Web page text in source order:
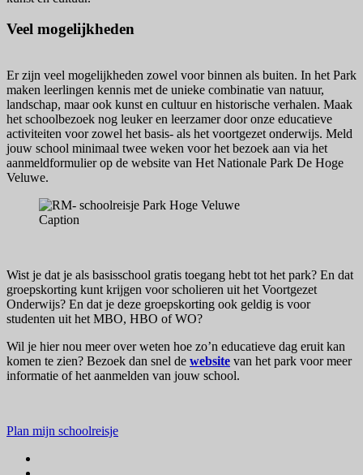
Veel mogelijkheden
Er zijn veel mogelijkheden zowel voor binnen als buiten. In het Park
maken leerlingen kennis met de unieke combinatie van natuur,
landschap, maar ook kunst en cultuur en historische verhalen. Maak
het schoolbezoek nog leuker en leerzamer door onze educatieve
activiteiten voor zowel het basis- als het voortgezet onderwijs. Meld
jouw school minimaal twee weken voor het bezoek aan via het
aanmeldformulier op de website van Het Nationale Park De Hoge
Veluwe.
Caption
Wist je dat je als basisschool gratis toegang hebt tot het park? En dat
groepskorting kunt krijgen voor scholieren uit het Voortgezet
Onderwijs? En dat je deze groepskorting ook geldig is voor
studenten uit het MBO, HBO of WO?
Wil je hier nou meer over weten hoe zo’n educatieve dag eruit kan
komen te zien? Bezoek dan snel de website van het park voor meer
informatie of het aanmelden van jouw school.
Plan mijn schoolreisje